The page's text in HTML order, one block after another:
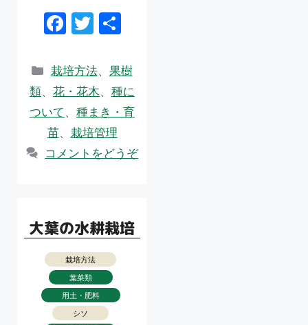
F
e
b
o
o
k
T
itt
er
共
カ
テ
リ
ー
栽培方法、 果樹
類、 花・花木、 種に
ついて、 種まき・育
苗、 栽培管理
コメントをどうぞ
大葉の水耕栽培
栽培方法
葉菜類
用土・肥料
シソ